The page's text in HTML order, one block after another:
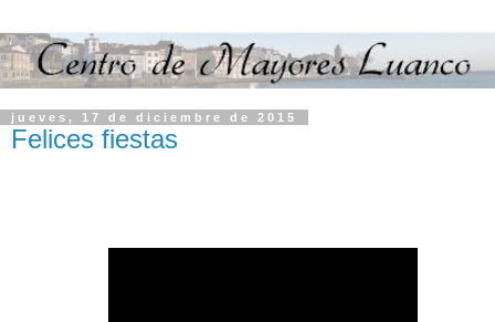
jueves, 17 de diciembre de 2015
Felices fiestas